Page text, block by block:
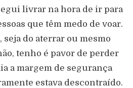
livrar na hora de ir para
que têm medo de voar.
seja do aterrar ou mesmo
tenho é pavor de perder
a margem de segurança
estava descontraído.